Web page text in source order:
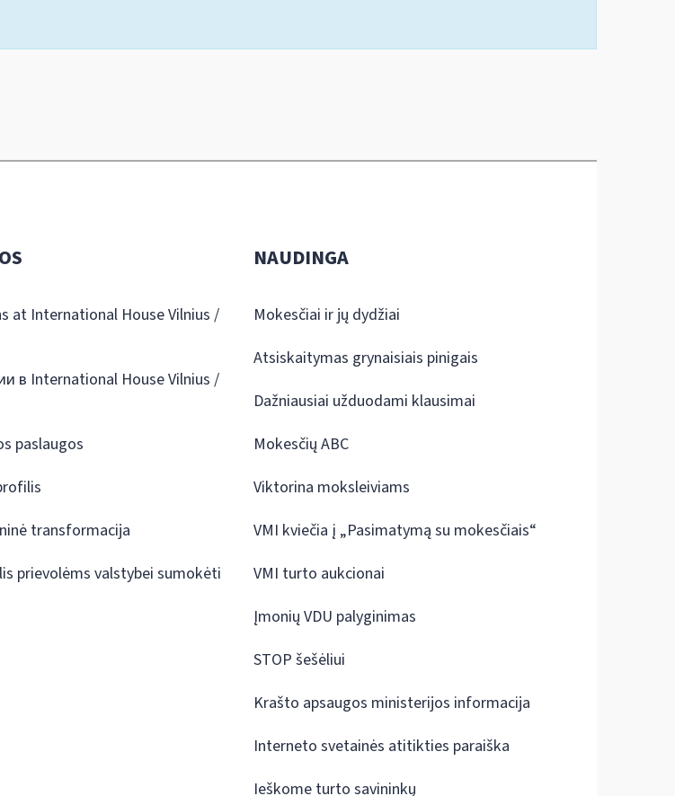
at International House Vilnius /
в International House Vilnius /
paslaugos
transformacija
prievolėms valstybei sumokėti
NAUDINGA
Mokesčiai ir jų dydžiai
Atsiskaitymas grynaisiais pinigais
Dažniausiai užduodami klausimai
Mokesčių ABC
Viktorina moksleiviams
VMI kviečia į „Pasimatymą su mokesčiais“
VMI turto aukcionai
Įmonių VDU palyginimas
STOP šešėliui
Krašto apsaugos ministerijos informacija
Interneto svetainės atitikties paraiška
Ieškome turto savininkų